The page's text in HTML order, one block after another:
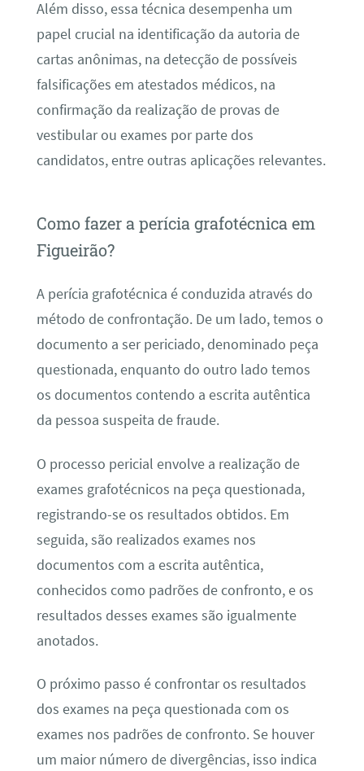
Além disso, essa técnica desempenha um
papel crucial na identificação da autoria de
cartas anônimas, na detecção de possíveis
falsificações em atestados médicos, na
confirmação da realização de provas de
vestibular ou exames por parte dos
candidatos, entre outras aplicações relevantes.
Como fazer a perícia grafotécnica em
Figueirão?
A perícia grafotécnica é conduzida através do
método de confrontação. De um lado, temos o
documento a ser periciado, denominado peça
questionada, enquanto do outro lado temos
os documentos contendo a escrita autêntica
da pessoa suspeita de fraude.
O processo pericial envolve a realização de
exames grafotécnicos na peça questionada,
registrando-se os resultados obtidos. Em
seguida, são realizados exames nos
documentos com a escrita autêntica,
conhecidos como padrões de confronto, e os
resultados desses exames são igualmente
anotados.
O próximo passo é confrontar os resultados
dos exames na peça questionada com os
exames nos padrões de confronto. Se houver
um maior número de divergências, isso indica